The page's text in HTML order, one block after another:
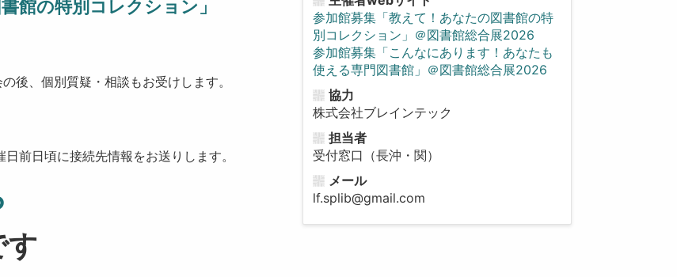
館の特別コレクション」
、個別質疑・相談もお受けします。
前日頃に接続先情報をお送りします。
す
参加館募集「教えて！あなたの図書館の特
別コレクション」＠図書館総合展2026
参加館募集「こんなにあります！あなたも
使える専門図書館」＠図書館総合展2026
協力
株式会社ブレインテック
担当者
受付窓口（長沖・関）
メール
lf.splib@gmail.com